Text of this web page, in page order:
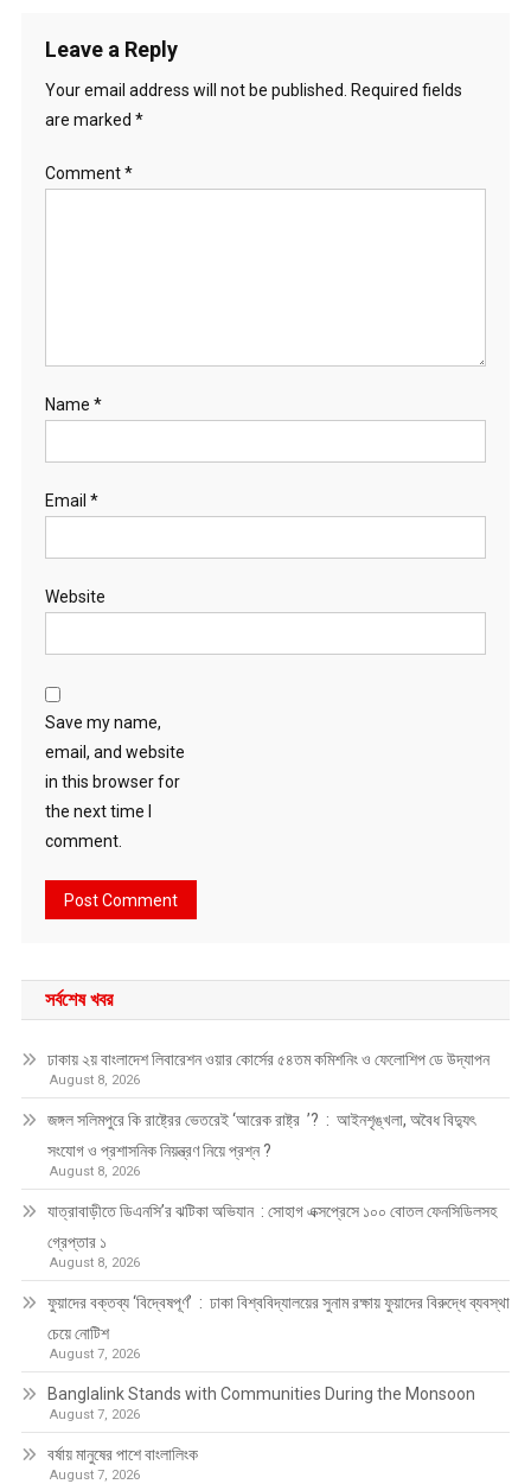
Leave a Reply
Your email address will not be published.
Required fields
are marked *
Comment*
Name *
Email *
Website
Save my name,
email, and website
in this browser for
the next time I
comment.
সর্বশেষ খবর
ঢাকায় ২য় বাংলাদেশ লিবারেশন ওয়ার কোর্সের ৫৪তম কমিশনিং ও ফেলোশিপ ডে উদ্‌যাপন
August 8, 2026
জঙ্গল সলিমপুরে কি রাষ্ট্রের ভেতরেই ‘আরেক রাষ্ট্র ’? : আইনশৃঙ্খলা, অবৈধ বিদ্যুৎ
সংযোগ ও প্রশাসনিক নিয়ন্ত্রণ নিয়ে প্রশ্ন ?
August 8, 2026
যাত্রাবাড়ীতে ডিএনসি’র ঝটিকা অভিযান : সোহাগ এক্সপ্রেসে ১০০ বোতল ফেনসিডিলসহ
গ্রেপ্তার ১
August 8, 2026
ফুয়াদের বক্তব্য ‘বিদ্বেষপূর্ণ’ : ঢাকা বিশ্ববিদ্যালয়ের সুনাম রক্ষায় ফুয়াদের বিরুদ্ধে ব্যবস্থা
চেয়ে নোটিশ
August 7, 2026
Banglalink Stands with Communities During the Monsoon
August 7, 2026
বর্ষায় মানুষের পাশে বাংলালিংক
August 7, 2026